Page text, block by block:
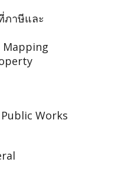
ภาษีและ
Mapping
Works